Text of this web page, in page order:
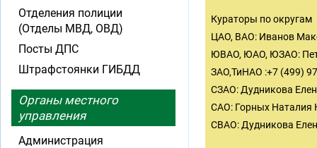
Кураторы по округам
ЦАО, ВАО: Иванов
ЮВАО, ЮАО, ЮЗАО:
ЗАО,ТиНАО :+7 (499)
СЗАО: Дудникова
САО: Горных Наталия
СВАО: Дудникова
Отделения полиции
(Отделы МВД, ОВД)
Посты ДПС
Штрафстоянки ГИБДД
Органы местного
управления
Администрация